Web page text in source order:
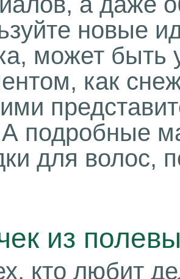
новые
может быть
как
подробные
для волос,
из
кто любит